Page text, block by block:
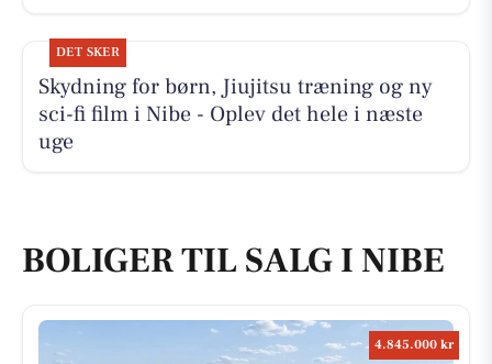
DET SKER
Skydning for børn, Jiujitsu træning og ny
sci-fi film i Nibe - Oplev det hele i næste
uge
BOLIGER TIL SALG I NIBE
4.845.000 kr